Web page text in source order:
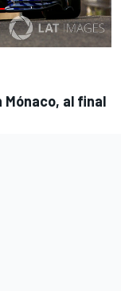
Mónaco, al final